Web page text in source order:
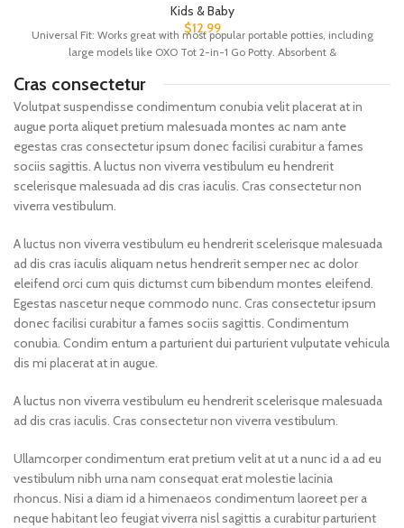
Kids & Baby
$12.99
Universal Fit: Works great with most popular portable potties, including
large models like OXO Tot 2-in-1 Go Potty. Absorbent &
Cras consectetur
Volutpat suspendisse condimentum conubia velit placerat at in
augue porta aliquet pretium malesuada montes ac nam ante
egestas cras consectetur ipsum donec facilisi curabitur a fames
sociis sagittis. A luctus non viverra vestibulum eu hendrerit
scelerisque malesuada ad dis cras iaculis. Cras consectetur non
viverra vestibulum.
A luctus non viverra vestibulum eu hendrerit scelerisque malesuada
ad dis cras iaculis aliquam netus hendrerit semper nec ac dolor
eleifend orci cum quis dictumst cum bibendum montes eleifend.
Egestas nascetur neque commodo nunc. Cras consectetur ipsum
donec facilisi curabitur a fames sociis sagittis. Condimentum
conubia. Condim entum a parturient dui parturient vulputate vehicula
dis mi placerat at in augue.
A luctus non viverra vestibulum eu hendrerit scelerisque malesuada
ad dis cras iaculis. Cras consectetur non viverra vestibulum.
Ullamcorper condimentum erat pretium velit at ut a nunc id a ad eu
vestibulum nibh urna nam consequat erat molestie lacinia
rhoncus. Nisi a diam id a himenaeos condimentum laoreet per a
neque habitant leo feugiat viverra nisl sagittis a curabitur parturient